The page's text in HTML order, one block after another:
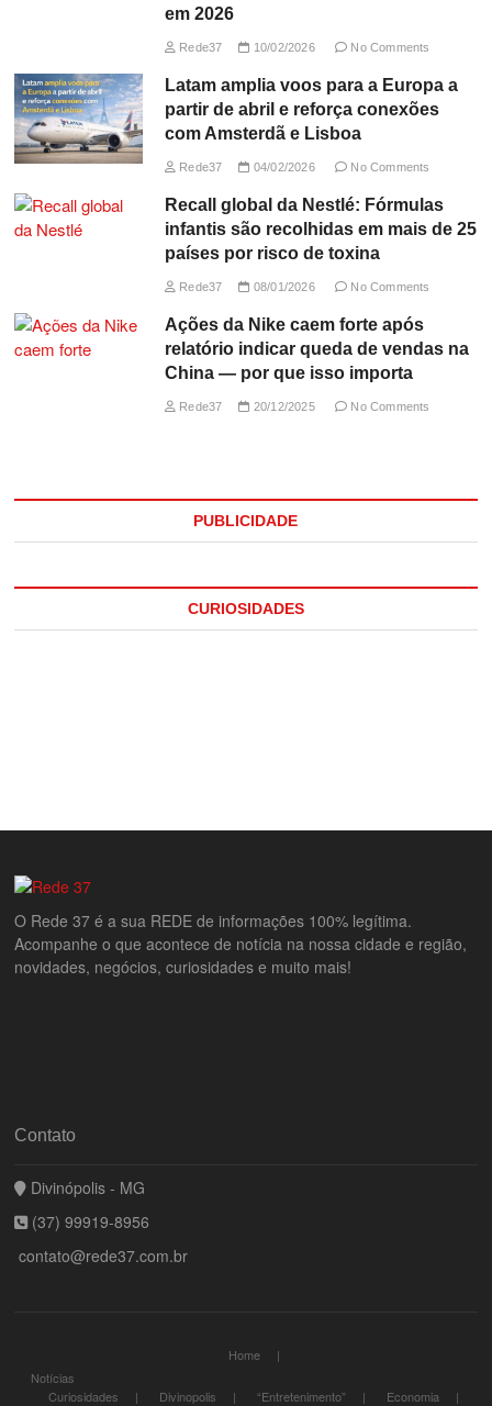
em 2026
Rede37 10/02/2026 No Comments
Latam amplia voos para a Europa a
partir de abril e reforça conexões
com Amsterdã e Lisboa
Rede37 04/02/2026 No Comments
Recall global da Nestlé: Fórmulas
infantis são recolhidas em mais de 25
países por risco de toxina
Rede37 08/01/2026 No Comments
Ações da Nike caem forte após
relatório indicar queda de vendas na
China — por que isso importa
Rede37 20/12/2025 No Comments
PUBLICIDADE
CURIOSIDADES
O Rede 37 é a sua REDE de informações 100% legítima.
Acompanhe o que acontece de notícia na nossa cidade e região,
novidades, negócios, curiosidades e muito mais!
Contato
Divinópolis - MG
(37) 99919-8956
contato@rede37.com.br
Home
Notícias
Curiosidades
Divinopolis “Entretenimento” Economia